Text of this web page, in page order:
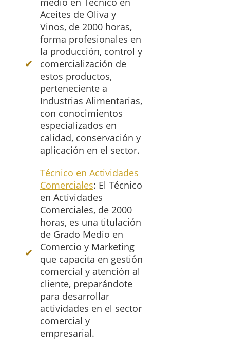
Aceites de Oliva y
Vinos, de 2000 horas,
forma profesionales en
la producción, control y
comercialización de
estos productos,
perteneciente a
Industrias Alimentarias,
con conocimientos
especializados en
calidad, conservación y
aplicación en el sector.
Técnico en Actividades
Comerciales: El Técnico
en Actividades
Comerciales, de 2000
horas, es una titulación
de Grado Medio en
Comercio y Marketing
que capacita en gestión
comercial y atención al
cliente, preparándote
para desarrollar
actividades en el sector
comercial y
empresarial.